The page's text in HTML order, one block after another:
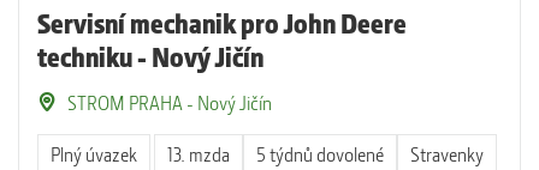
Servisní mechanik pro John Deere
techniku - Nový Jičín
STROM PRAHA - Nový Jičín
Plný úvazek 13. mzda 5 týdnů dovolené
Stravenky